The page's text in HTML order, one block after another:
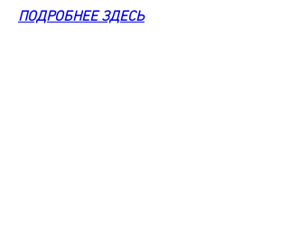
ПОДРОБНЕЕ ЗДЕСЬ